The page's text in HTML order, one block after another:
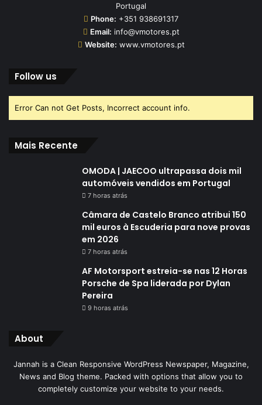
Portugal
Phone: +351 938691317
Email: info@vmotores.pt
Website: www.vmotores.pt
Follow us
Error Can not Get Posts, Incorrect account info.
Mais Recente
OMODA | JAECOO ultrapassa dois mil
automóveis vendidos em Portugal
7 horas atrás
Câmara de Castelo Branco atribui 150
mil euros à Escuderia para nove provas
em 2026
7 horas atrás
AF Motorsport estreia-se nas 12 Horas
Porsche de Spa liderada por Dylan
Pereira
9 horas atrás
About
Jannah is a Clean Responsive WordPress Newspaper, Magazine,
News and Blog theme. Packed with options that allow you to
completely customize your website to your needs.